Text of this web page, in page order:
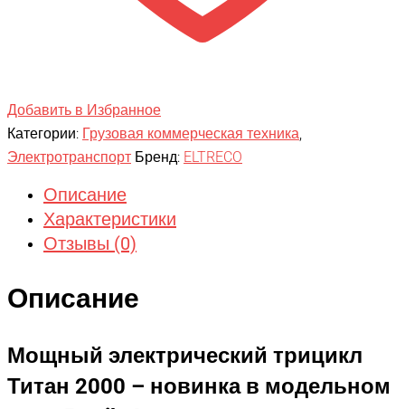
Добавить в Избранное
Категории: Грузовая коммерческая техника,
Электротранспорт Бренд: ELTRECO
Описание
Характеристики
Отзывы (0)
Описание
Мощный электрический трицикл
Титан 2000 – новинка в модельном